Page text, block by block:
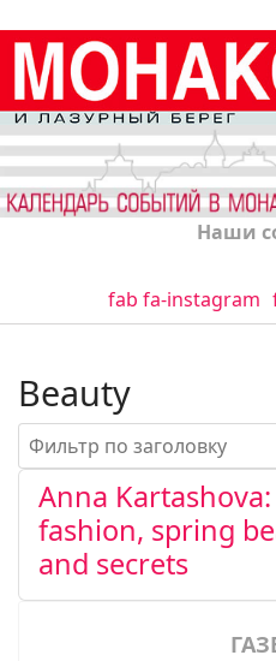
Наши
fab fa-instagram
Beauty
Фильтр по заголовку
Anna
fashion, spring
and secrets